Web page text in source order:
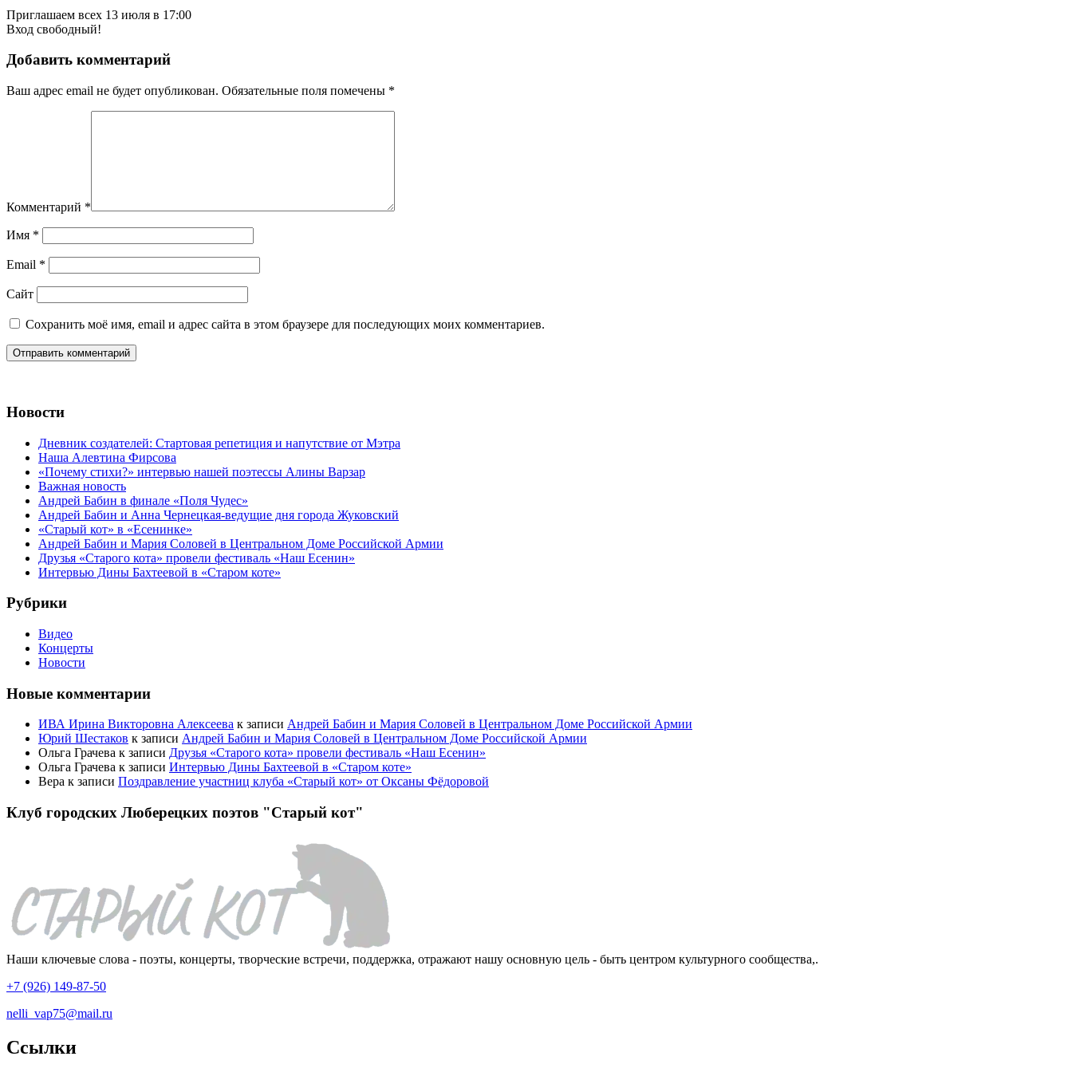
Приглашаем всех 13 июля в 17:00
Вход свободный!
Добавить комментарий
Ваш адрес email не будет опубликован. Обязательные поля помечены *
Комментарий *
Имя *
Email *
Сайт
Сохранить моё имя, email и адрес сайта в этом браузере для последующих моих комментариев.
Новости
Дневник создателей: Стартовая репетиция и напутствие от Мэтра
Наша Алевтина Фирсова
«Почему стихи?» интервью нашей поэтессы Алины Варзар
Важная новость
Андрей Бабин в финале «Поля Чудес»
Андрей Бабин и Анна Чернецкая-ведущие дня города Жуковский
«Старый кот» в «Есенинке»
Андрей Бабин и Мария Соловей в Центральном Доме Российской Армии
Друзья «Старого кота» провели фестиваль «Наш Есенин»
Интервью Дины Бахтеевой в «Старом коте»
Рубрики
Видео
Концерты
Новости
Новые комментарии
ИВА Ирина Викторовна Алексеева к записи Андрей Бабин и Мария Соловей в Центральном Доме Российской Армии
Юрий Шестаков к записи Андрей Бабин и Мария Соловей в Центральном Доме Российской Армии
Ольга Грачева к записи Друзья «Старого кота» провели фестиваль «Наш Есенин»
Ольга Грачева к записи Интервью Дины Бахтеевой в «Старом коте»
Вера к записи Поздравление участниц клуба «Старый кот» от Оксаны Фёдоровой
Клуб городских Люберецких поэтов "Старый кот"
Наши ключевые слова - поэты, концерты, творческие встречи, поддержка, отражают нашу основную цель - быть центром культурного сообщества,.
+7 (926) 149-87-50
nelli_vap75@mail.ru
Ссылки